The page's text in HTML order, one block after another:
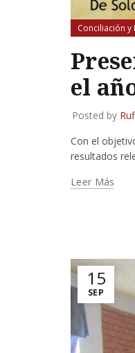
Conciliación y
el
Posted by
Con el
resultados
Leer Más
15
SEP